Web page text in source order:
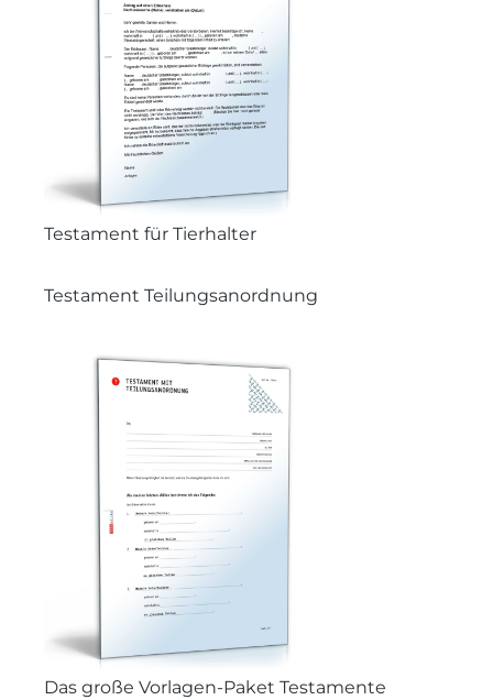
Testament für Tierhalter
Testament Teilungsanordnung
Das große Vorlagen-Paket Testamente